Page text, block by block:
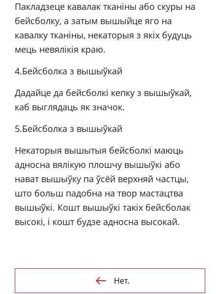
Пакладзеце кавалак тканіны або скуры на
бейсболку, а затым вышыйце яго на
кавалку тканіны, некаторыя з якіх будуць
мець невялікія краю.
4.Бейсболка з вышыўкай
Дадайце да бейсболкі кепку з вышыўкай,
каб выглядаць як значок.
5.Бейсболка з вышыўкай
Некаторыя вышытыя бейсболкі маюць
адносна вялікую плошчу вышыўкі або
нават вышыўку па ўсёй верхняй частцы,
што больш падобна на твор мастацтва
вышыўкі. Кошт вышыўкі такіх бейсболак
высокі, і кошт будзе адносна высокай.
 Нет.